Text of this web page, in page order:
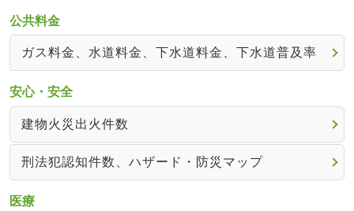
公共料金
ガス料金、水道料金、下水道料金、下水道普及率
安心・安全
建物火災出火件数
刑法犯認知件数、ハザード・防災マップ
医療